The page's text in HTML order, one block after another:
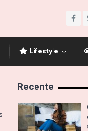
Lifestyle
Recente